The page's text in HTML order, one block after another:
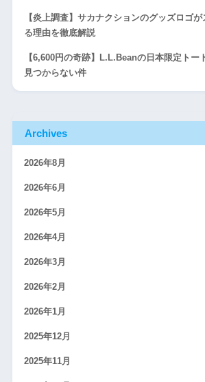
【炎上調査】サカナクションのグッズロゴ
る理由を徹底解説
【6,600円の奇跡】L.L.Beanの日本限定トー
見つからない件
Archives
2026年8月
2026年6月
2026年5月
2026年4月
2026年3月
2026年2月
2026年1月
2025年12月
2025年11月